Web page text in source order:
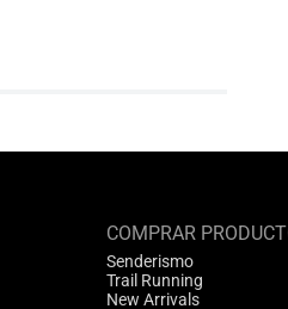
COMPRAR
Senderismo
Trail Running
New Arrivals